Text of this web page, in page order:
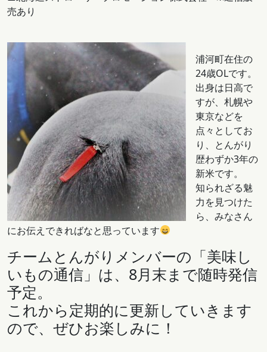
売あり
浦河町在住の
24歳OLです。
出身は日高で
すが、札幌や
東京などを
点々としてお
り、とんがり
歴わずか3年の
新米です。
知られざる魅
力を見つけた
ら、みなさん
にお伝えできればなと思っています
チームとんがりメンバーの「美味し
いもの通信」は、8月末まで随時発信
予定。
これから定期的に更新していきます
ので、ぜひお楽しみに！